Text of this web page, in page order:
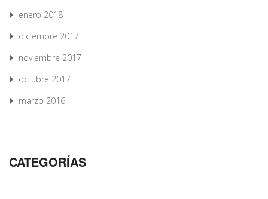
enero 2018
diciembre 2017
noviembre 2017
octubre 2017
marzo 2016
CATEGORÍAS